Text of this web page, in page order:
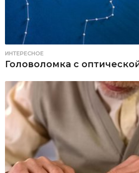
ИНТЕРЕСНОЕ
Головоломка с